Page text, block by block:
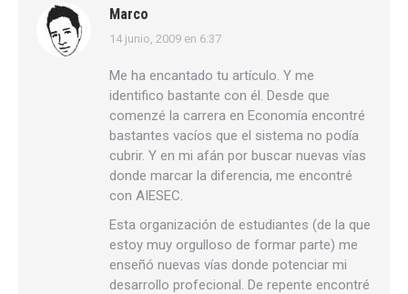
Marco
dice:
14 junio, 2009 en 6:37
Me ha encantado tu artículo. Y me
identifico bastante con él. Desde que
comenzé la carrera en Economía encontré
bastantes vacíos que el sistema no podía
cubrir. Y en mi afán por buscar nuevas vías
donde marcar la diferencia, me encontré
con AIESEC.
Esta organización de estudiantes (de la que
estoy muy orgulloso de formar parte) me
enseñó nuevas vías donde potenciar mi
desarrollo profecional. De repente encontré